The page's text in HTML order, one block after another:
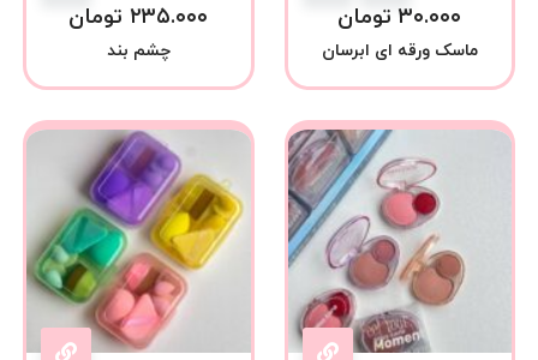
۳۰.۰۰۰ تومان
ماسک ورقه ای ابرسان
۲۳۵.۰۰۰ تومان
چشم بند